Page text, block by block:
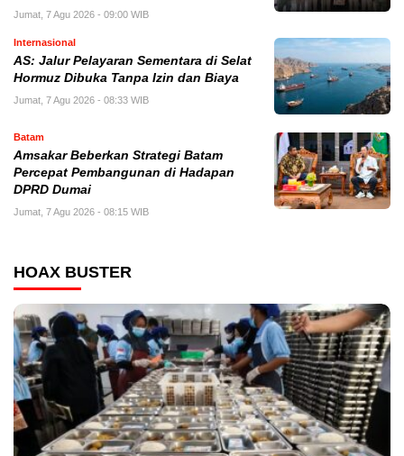
Jumat, 7 Agu 2026 - 09:00 WIB
Internasional
AS: Jalur Pelayaran Sementara di Selat
Hormuz Dibuka Tanpa Izin dan Biaya
Jumat, 7 Agu 2026 - 08:33 WIB
Batam
Amsakar Beberkan Strategi Batam
Percepat Pembangunan di Hadapan
DPRD Dumai
Jumat, 7 Agu 2026 - 08:15 WIB
HOAX BUSTER